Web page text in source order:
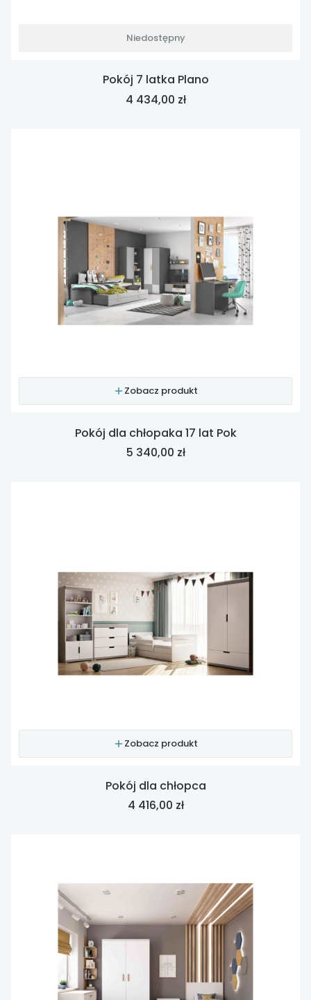
Niedostępny
Pokój 7 latka Plano
Cena
4 434,00 zł
Zobacz produkt
Pokój dla chłopaka 17 lat Pok
Cena
5 340,00 zł
Zobacz produkt
Pokój dla chłopca
Cena
4 416,00 zł